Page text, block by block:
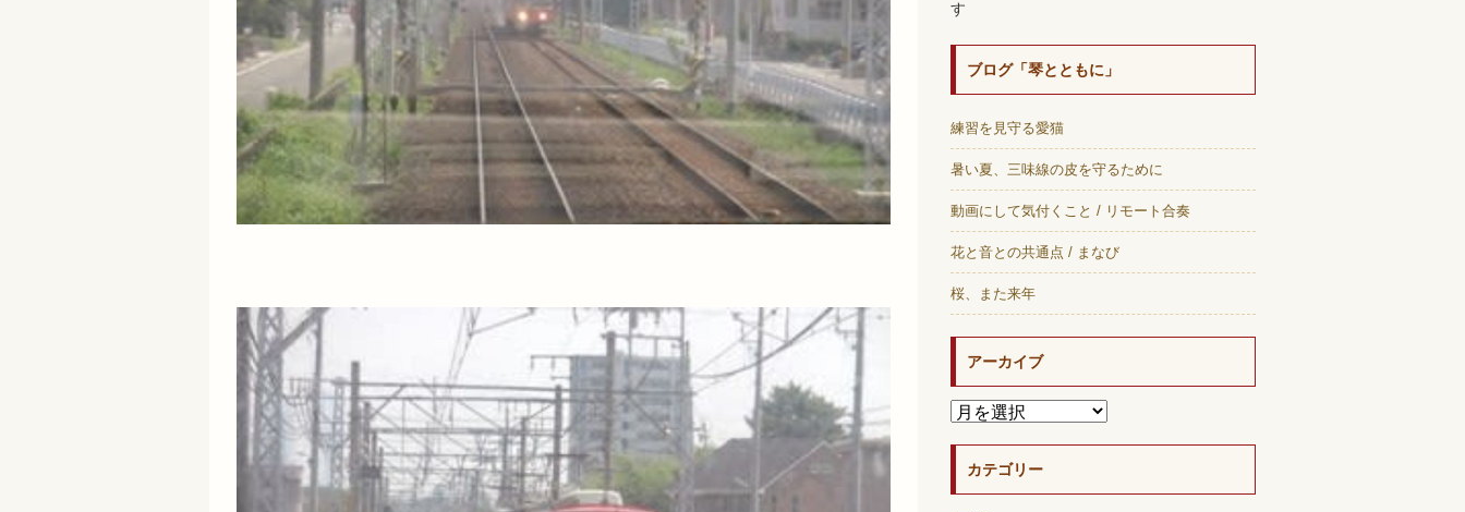
す
ブログ「琴とともに」
練習を見守る愛猫
暑い夏、三味線の皮を守るために
動画にして気付くこと / リモート合奏
花と音との共通点 / まなび
桜、また来年
アーカイブ
カテゴリー